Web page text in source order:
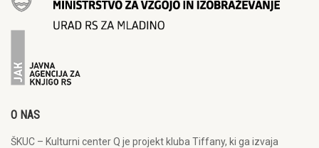
O NAS
ŠKUC – Kulturni center Q je projekt kluba Tiffany, ki ga izvaja